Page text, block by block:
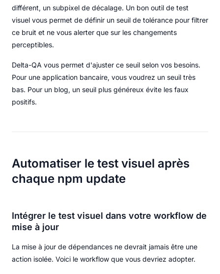
différent, un subpixel de décalage. Un bon outil de test
visuel vous permet de définir un seuil de tolérance pour filtrer
ce bruit et ne vous alerter que sur les changements
perceptibles.
Delta-QA vous permet d'ajuster ce seuil selon vos besoins.
Pour une application bancaire, vous voudrez un seuil très
bas. Pour un blog, un seuil plus généreux évite les faux
positifs.
Automatiser le test visuel après
chaque npm update
Intégrer le test visuel dans votre workflow de
mise à jour
La mise à jour de dépendances ne devrait jamais être une
action isolée. Voici le workflow que vous devriez adopter.